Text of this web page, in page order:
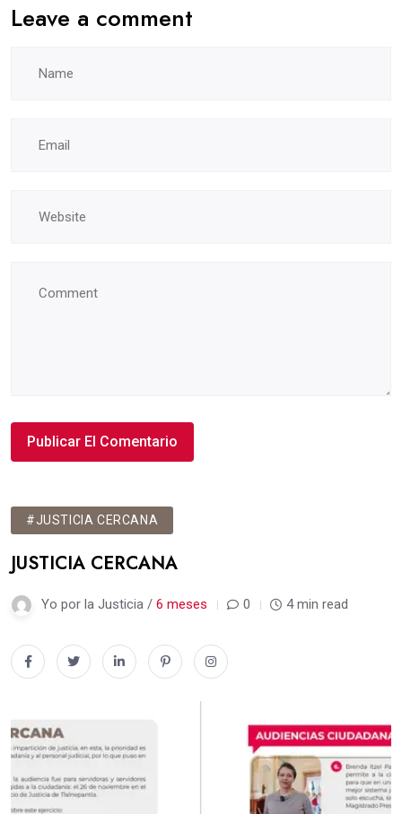
Leave a comment
#JUSTICIA CERCANA
JUSTICIA CERCANA
Yo por la Justicia / 6 meses 0 4 min read